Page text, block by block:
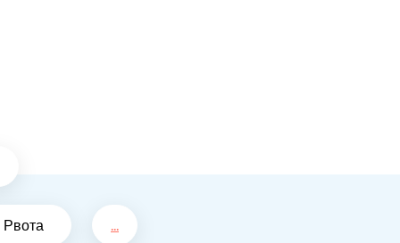
Рвота ...